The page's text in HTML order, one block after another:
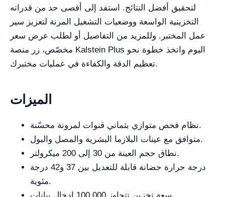
لتحقيق أفضل النتائج. استفد إلى أقصى حد من قدراته
التخزينية الواسعة ووضعيات التشغيل المرنة لتعزيز سير
عمل المختبر. وللمزيد من التفاصيل أو لطلب عرض سعر
مخصّص، زر منصة Kalstein Plus اليوم واتخذ خطوة نحو
تعظيم الدقة والكفاءة في عمليات مختبرك.
الميزات
نظام فحص متوازي بثماني قنوات لمرونة محسّنة.
متوافق مع عينات البلازما البشرية والمصل والبول.
نطاق حجم العينة من 30 إلى 200 ميكرولتر.
درجة حرارة حضانة قابلة للتعديل بين 37 و42 درجة
مئوية.